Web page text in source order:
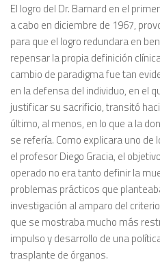
El logro del Dr. Barnard en el
a cabo en diciembre de 1967,
para que el logro redundara en
repensar la propia definición
cambio de paradigma fue tan
en la defensa del individuo, en el
justificar su sacrificio, transitó
último, al menos, en lo que a la
se refería. Como explicara uno
el profesor Diego Gracia, el
operado no era tanto definir la
problemas prácticos que
investigación al amparo del
que se mostraba mucho más
impulso y desarrollo de una
trasplante de órganos.